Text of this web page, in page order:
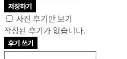
저장하기
사진 후기만 보기
작성된 후기가 없습니다.
후기 쓰기